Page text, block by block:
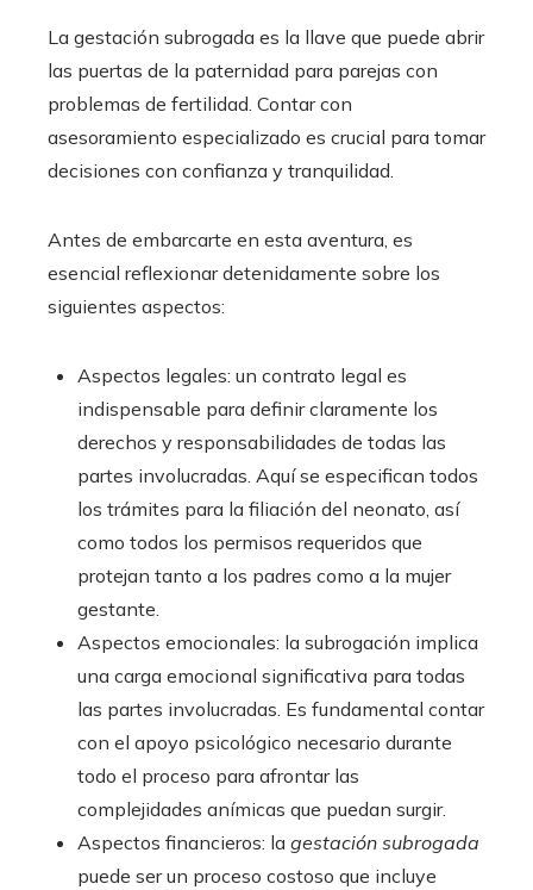
La gestación subrogada es la llave que puede abrir
las puertas de la paternidad para parejas con
problemas de fertilidad. Contar con
asesoramiento especializado es crucial para tomar
decisiones con confianza y tranquilidad.
Antes de embarcarte en esta aventura, es
esencial reflexionar detenidamente sobre los
siguientes aspectos:
Aspectos legales: un contrato legal es
indispensable para definir claramente los
derechos y responsabilidades de todas las
partes involucradas. Aquí se especifican todos
los trámites para la filiación del neonato, así
como todos los permisos requeridos que
protejan tanto a los padres como a la mujer
gestante.
Aspectos emocionales: la subrogación implica
una carga emocional significativa para todas
las partes involucradas. Es fundamental contar
con el apoyo psicológico necesario durante
todo el proceso para afrontar las
complejidades anímicas que puedan surgir.
Aspectos financieros: la gestación subrogada
puede ser un proceso costoso que incluye